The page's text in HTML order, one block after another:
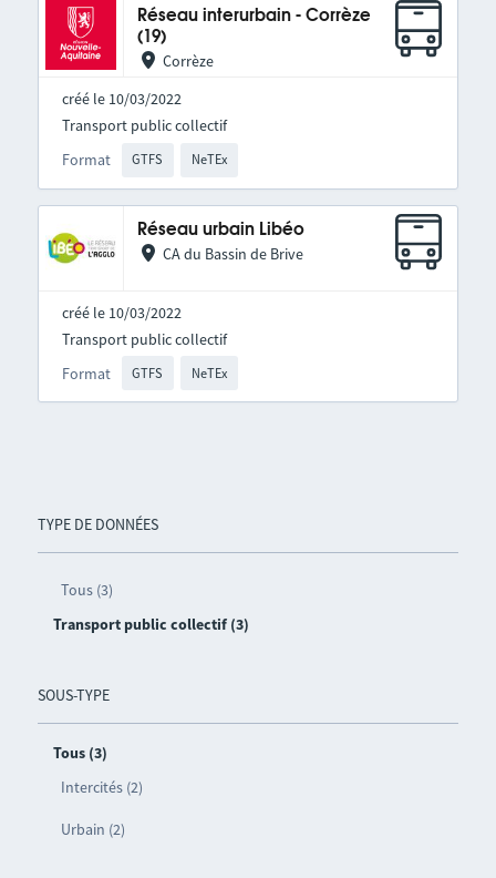
TYPE DE DONNÉES
Tous (3)
Transport public collectif (3)
SOUS-TYPE
Tous (3)
Intercités (2)
Urbain (2)
Réseau interurbain - Corrèze
(19)
Corrèze
créé le 10/03/2022
Format GTFS NeTEx
Transport public collectif
Réseau urbain Libéo
CA du Bassin de Brive
créé le 10/03/2022
Format GTFS NeTEx
Transport public collectif